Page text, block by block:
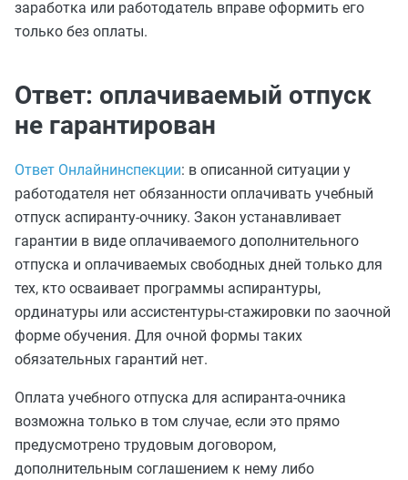
заработка или работодатель вправе оформить его
только без оплаты.
Ответ: оплачиваемый отпуск
не гарантирован
Ответ Онлайнинспекции: в описанной ситуации у
работодателя нет обязанности оплачивать учебный
отпуск аспиранту‑очнику. Закон устанавливает
гарантии в виде оплачиваемого дополнительного
отпуска и оплачиваемых свободных дней только для
тех, кто осваивает программы аспирантуры,
ординатуры или ассистентуры‑стажировки по заочной
форме обучения. Для очной формы таких
обязательных гарантий нет.
Оплата учебного отпуска для аспиранта‑очника
возможна только в том случае, если это прямо
предусмотрено трудовым договором,
дополнительным соглашением к нему либо